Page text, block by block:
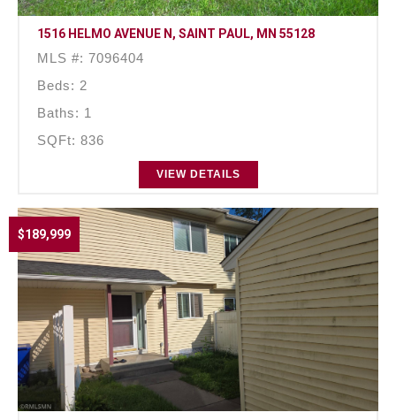
1516 HELMO AVENUE N, SAINT PAUL, MN 55128
MLS #: 7096404
Beds: 2
Baths: 1
SQFt: 836
VIEW DETAILS
$189,999